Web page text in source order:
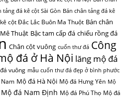
tảng đá kê cột Sài Gòn Bán chân tảng đá kê
cột Đắc Lắc Buôn Ma Thuột Bán chân
Thuật Bậc tam cấp đá chiếu rồng đá
Chân cột vuông cuốn thư đá Công
đá ở Hà Nội lăng mộ đá
vuông mẫu cuốn thư đá đẹp ở bình phước
Mộ đá Hà Nội Mộ đá Hưng Yên Mộ
Mộ đá Nam Định Mộ đá Phú Thọ Mộ đá